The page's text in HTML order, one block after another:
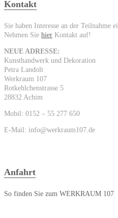
Kontakt
Sie haben Interesse an der Teilnahme
Nehmen Sie hier Kontakt auf!
NEUE ADRESSE:
Kunsthandwerk und Dekoration
Petra Landolt
Werkraum 107
Rotkehlchenstrasse 5
28832 Achim
Mobil: 0152 – 55 277 650
E-Mail: info@werkraum107.de
Anfahrt
So finden Sie zum WERKRAUM 107